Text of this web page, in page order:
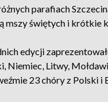
parafiach
mszy świętych i krótkie
edycji
Niemiec, Litwy,
23 chóry z Polski i